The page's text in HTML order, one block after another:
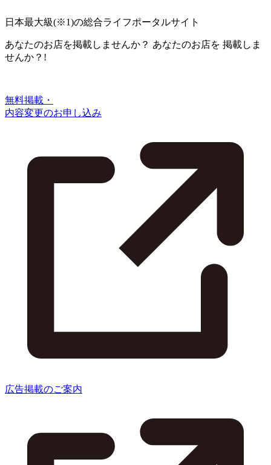
日本最大級(※1)の総合ライフポータルサイト
あなたのお店を掲載しませんか？ あなたのお店を 掲載しま
せんか？!
無料掲載・
内容変更のお申し込み
広告掲載のご案内